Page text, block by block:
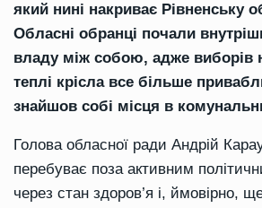
який нині накриває Рівненську
Обласні обранці почали
владу між собою, адже виборів
теплі крісла все більше
знайшов собі місця в
Голова обласної ради Андрій
перебуває поза активним
через стан здоров’я і, ймовірно,